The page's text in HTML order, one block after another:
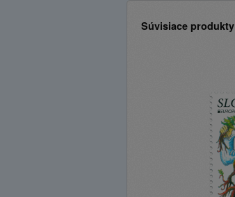
Súvisiace produkty